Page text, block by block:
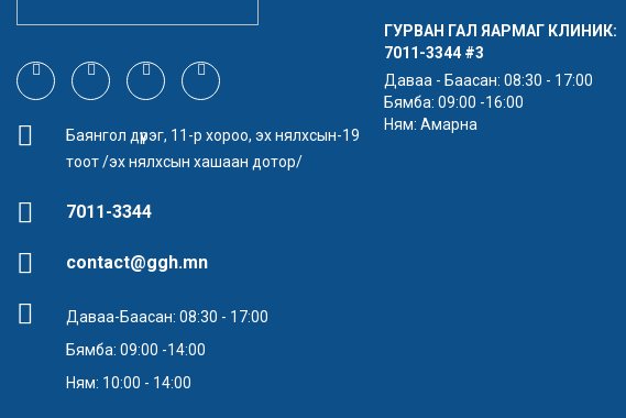
Баянгол дүүрэг, 11-р хороо, эх нялхсын-19
тоот /эх нялхсын хашаан дотор/
7011-3344
contact@ggh.mn
Даваа-Баасан: 08:30 - 17:00
Бямба: 09:00 -14:00
Ням: 10:00 - 14:00
ГУРВАН ГАЛ ЯАРМАГ КЛИНИК:
7011-3344#3
Даваа - Баасан: 08:30 - 17:00
Бямба: 09:00 -16:00
Ням: Амарна